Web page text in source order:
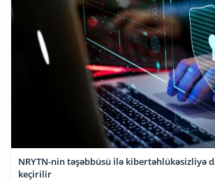
NRYTN-nin təşəbbüsü ilə kibertəhlükəsizliyə
keçirilir